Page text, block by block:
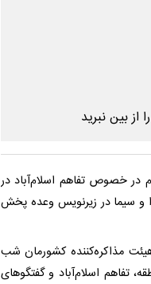
خصوص تفاهم اسلام‌آباد در
و سیما در زیرنویس وعده پخش
مذاکره‌کننده کشورمان شب
تفاهم اسلام‌آباد و گفتگوهای